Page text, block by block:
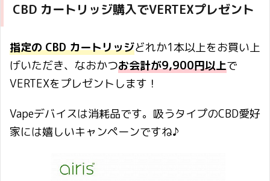
CBD カートリッジ購入でVERTEXプレゼント
指定の CBD カートリッジどれか1本以上をお買い上
げいただき、なおかつお会計が9,900円以上で
VERTEXをプレゼントします！
Vapeデバイスは消耗品です。吸うタイプのCBD愛好
家には嬉しいキャンペーンですね♪